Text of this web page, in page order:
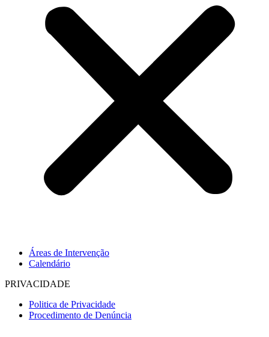
Áreas de Intervenção
Calendário
PRIVACIDADE
Politica de Privacidade
Procedimento de Denúncia